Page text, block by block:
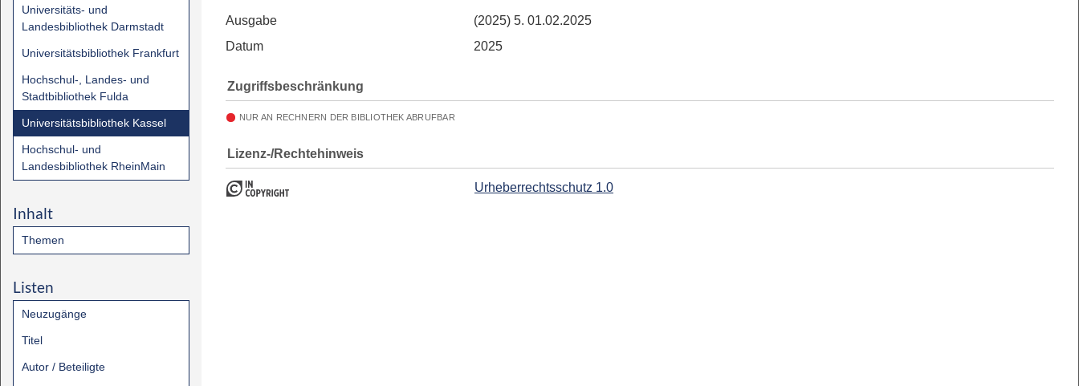
Universitäts- und
Landesbibliothek Darmstadt
Universitätsbibliothek Frankfurt
Hochschul-, Landes- und
Stadtbibliothek Fulda
Universitätsbibliothek Kassel
Hochschul- und
Landesbibliothek RheinMain
Inhalt
Themen
Listen
Neuzugänge
Titel
Autor / Beteiligte
Ausgabe
(2025) 5. 01.02.2025
Datum
2025
Zugriffsbeschränkung
NUR AN RECHNERN DER BIBLIOTHEK ABRUFBAR
Lizenz-/Rechtehinweis
Urheberrechtsschutz 1.0